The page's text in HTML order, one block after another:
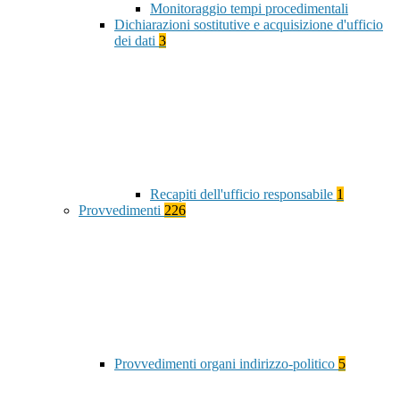
Monitoraggio tempi procedimentali
Dichiarazioni sostitutive e acquisizione d'ufficio
dei dati 3
Recapiti dell'ufficio responsabile 1
Provvedimenti 226
Provvedimenti organi indirizzo-politico 5